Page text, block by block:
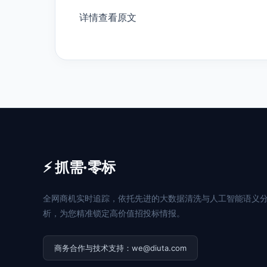
详情查看原文
⚡ 抓需·零标
全网商机实时追踪，依托先进的大数据清洗与人工智能语义
析，为您精准锁定高价值招投标情报。
商务合作与技术支持：we@diuta.com